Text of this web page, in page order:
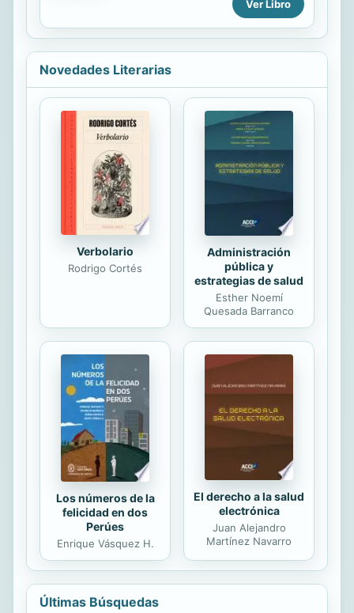
libro de memoria, es una análisis e
trabajar los patrimonios en una
región...
Ver Libro
Novedades Literarias
Verbolario
Rodrigo Cortés
Administración
pública y
estrategias de salud
Esther Noemí
Quesada Barranco
Los números de la
felicidad en dos
Perúes
Enrique Vásquez H.
El derecho a la salud
electrónica
Juan Alejandro
Martínez Navarro
Últimas Búsquedas